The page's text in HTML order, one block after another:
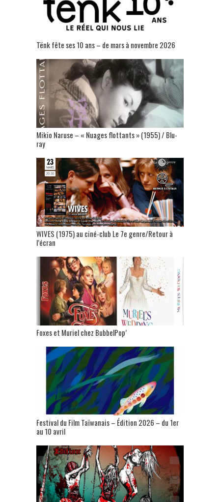
Tënk fête ses 10 ans – de mars à novembre 2026
Mikio Naruse – « Nuages flottants » (1955) / Blu-
ray
WIVES (1975) au ciné-club Le 7e genre/Retour à
l’écran
Foxes et Muriel chez BubbelPop’
Festival du Film Taïwanais – Édition 2026 – du 1er
au 10 avril